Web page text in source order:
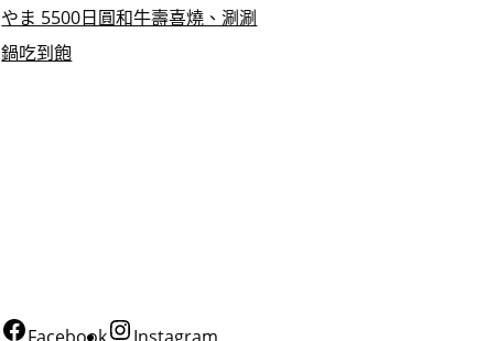
やま 5500日圓和牛壽喜燒、涮涮
鍋吃到飽